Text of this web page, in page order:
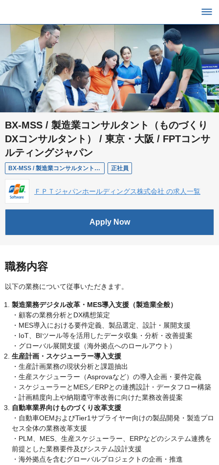
BX-MSS / 製造業コンサルタント（ものづくり
DXコンサルタント） / 東京・大阪 / FPTコンサ
ルティングジャパン
BX-MSS / 製造業コンサルタント（ものづくりDXコンサルタント） / 東京・大阪 / FPTコンサルティングジャパン 正社員
ＦＰＴジャパンホールディングス株式会社 の求人一覧
Apply Now
職務内容
以下の業務について従事いただきます。
製造業務デジタル改革・MES導入支援（製造業全般）
・顧客の業務分析とDX構想策定
・MES導入における要件定義、製品選定、設計・展開支援
・IoT、BIツール等を活用したデータ収集・分析・改善提案
・グローバル展開支援（海外拠点へのロールアウト）
生産計画・スケジューラー導入支援
・生産計画業務の現状分析と課題抽出
・生産スケジューラー（Asprovaなど）の導入企画・要件定義
・スケジューラーとMES／ERPとの連携設計・データフロー構築
・計画精度向上や納期遵守率改善に向けた業務改善提案
自動車業界向けものづくり改革支援
・自動車OEMおよびTier1サプライヤー向けの製品開発・製造プロ
セス全体の業務改革支援
・PLM、MES、生産スケジューラー、ERPなどのシステム連携を
前提とした業務要件及びシステム設計支援
・海外拠点を含むグローバルプロジェクトの企画・推進